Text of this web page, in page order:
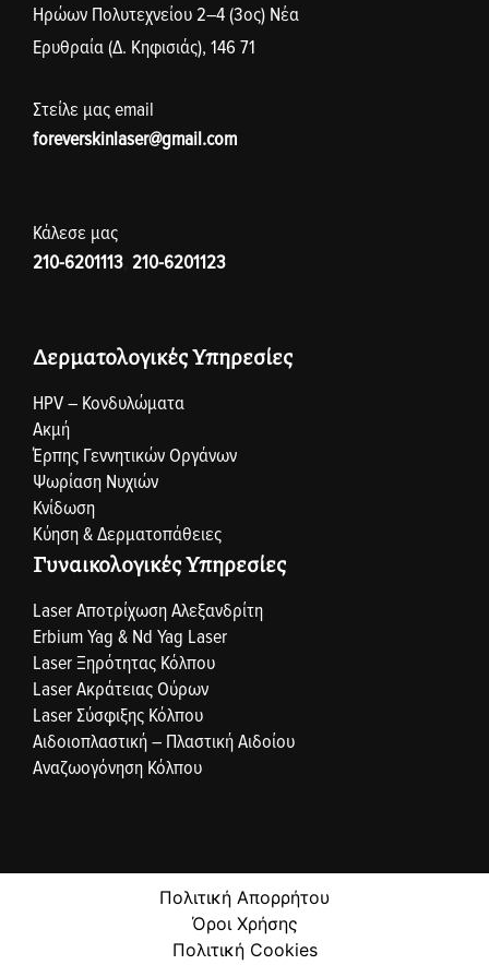
Ηρώων Πολυτεχνείου 2–4 (3ος) Νέα
Ερυθραία (Δ. Κηφισιάς), 146 71
Στείλε μας email
foreverskinlaser@gmail.com
Κάλεσε μας
210-6201113 210-6201123
Δερματολογικές Υπηρεσίες
HPV – Κονδυλώματα
Ακμή
Έρπης Γεννητικών Οργάνων
Ψωρίαση Νυχιών
Κνίδωση
Κύηση & Δερματοπάθειες
Γυναικολογικές Υπηρεσίες
Laser Αποτρίχωση Αλεξανδρίτη
Erbium Yag & Nd Yag Laser
Laser Ξηρότητας Κόλπου
Laser Ακράτειας Ούρων
Laser Σύσφιξης Κόλπου
Αιδοιοπλαστική – Πλαστική Αιδοίου
Αναζωογόνηση Κόλπου
Πολιτική Απορρήτου
Όροι Χρήσης
Πολιτική Cookies